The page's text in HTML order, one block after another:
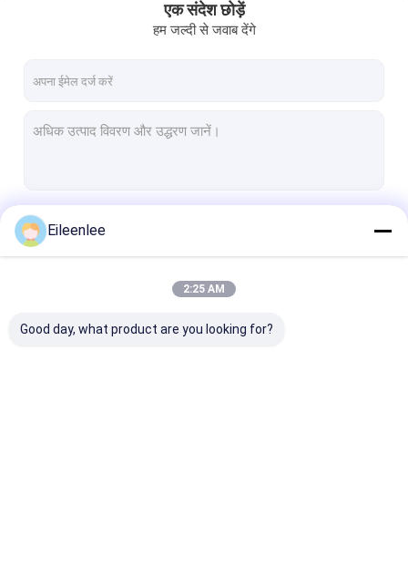
एक संदेश छोड़ें
हम जल्दी से जवाब देंगे
Eileenlee
2:25 AM
Good day, what product are you looking for?